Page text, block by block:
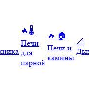
🔥🌡️
Печи
для
парной
🔥 🏠
Печи и
камины
📐